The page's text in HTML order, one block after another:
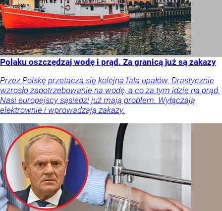
Polaku oszczędzaj wodę i prąd. Za granicą już są zakazy
Przez Polskę przetacza się kolejna fala upałów. Drastycznie
wzrosło zapotrzebowanie na wodę, a co za tym idzie na prąd.
Nasi europejscy sąsiedzi już mają problem. Wyłączają
elektrownie i wprowadzają zakazy.